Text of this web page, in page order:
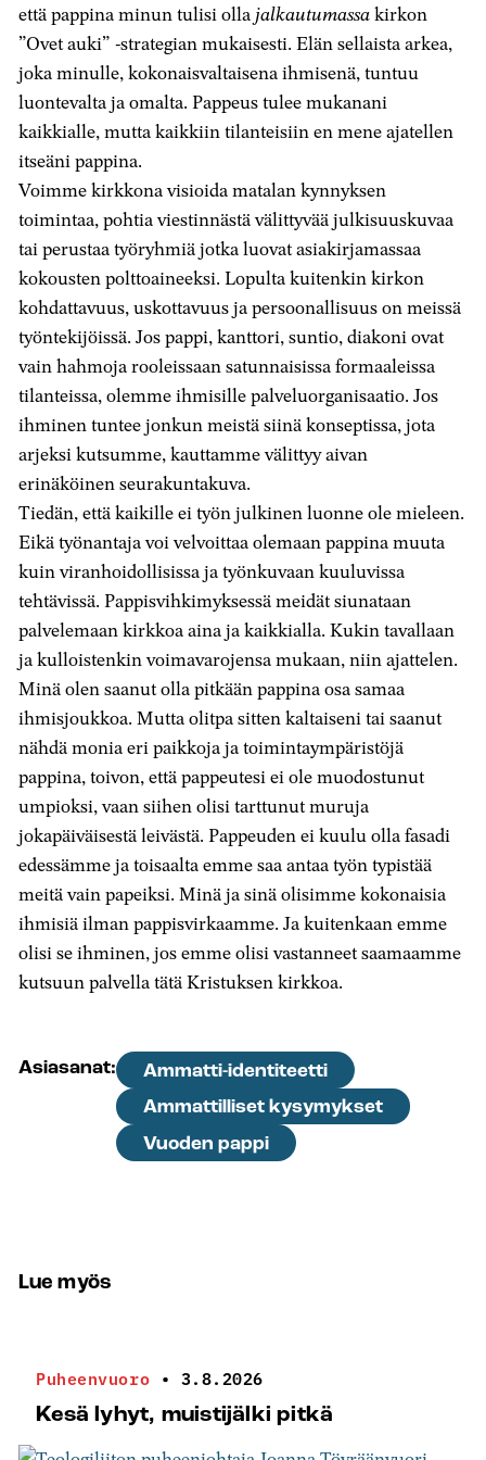
että pappina minun tulisi olla jalkautumassakirkon
”Ovet auki” -strategian mukaisesti. Elän sellaista arkea,
joka minulle, kokonaisvaltaisena ihmisenä, tuntuu
luontevalta ja omalta. Pappeus tulee mukanani
kaikkialle, mutta kaikkiin tilanteisiin en mene ajatellen
itseäni pappina.
Voimme kirkkona visioida matalan kynnyksen
toimintaa, pohtia viestinnästä välittyvää julkisuuskuvaa
tai perustaa työryhmiä jotka luovat asiakirjamassaa
kokousten polttoaineeksi. Lopulta kuitenkin kirkon
kohdattavuus, uskottavuus ja persoonallisuus on meissä
työntekijöissä. Jos pappi, kanttori, suntio, diakoni ovat
vain hahmoja rooleissaan satunnaisissa formaaleissa
tilanteissa, olemme ihmisille palveluorganisaatio. Jos
ihminen tuntee jonkun meistä siinä konseptissa, jota
arjeksi kutsumme, kauttamme välittyy aivan
erinäköinen seurakuntakuva.
Tiedän, että kaikille ei työn julkinen luonne ole mieleen.
Eikä työnantaja voi velvoittaa olemaan pappina muuta
kuin viranhoidollisissa ja työnkuvaan kuuluvissa
tehtävissä. Pappisvihkimyksessä meidät siunataan
palvelemaan kirkkoa aina ja kaikkialla. Kukin tavallaan
ja kulloistenkin voimavarojensa mukaan, niin ajattelen.
Minä olen saanut olla pitkään pappina osa samaa
ihmisjoukkoa. Mutta olitpa sitten kaltaiseni tai saanut
nähdä monia eri paikkoja ja toimintaympäristöjä
pappina, toivon, että pappeutesi ei ole muodostunut
umpioksi, vaan siihen olisi tarttunut muruja
jokapäiväisestä leivästä. Pappeuden ei kuulu olla fasadi
edessämme ja toisaalta emme saa antaa työn typistää
meitä vain papeiksi. Minä ja sinä olisimme kokonaisia
ihmisiä ilman pappisvirkaamme. Ja kuitenkaan emme
olisi se ihminen, jos emme olisi vastanneet saamaamme
kutsuun palvella tätä Kristuksen kirkkoa.
Asiasanat:
Ammatti-identiteetti
Ammattilliset kysymykset
Vuoden pappi
Lue myös
Puheenvuoro • 3.8.2026
Kesä lyhyt, muistijälki pitkä